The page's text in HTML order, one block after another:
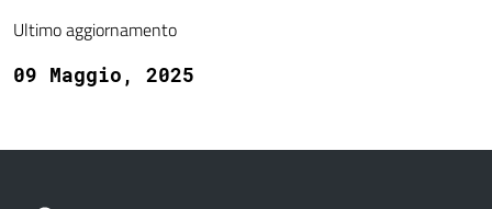
Ultimo aggiornamento
09 Maggio, 2025